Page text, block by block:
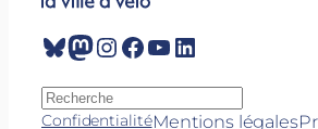
Bluesky Mastodon InstagramFacebook YouTube LinkedIn
R
e
ConfidentialitéMentions légales